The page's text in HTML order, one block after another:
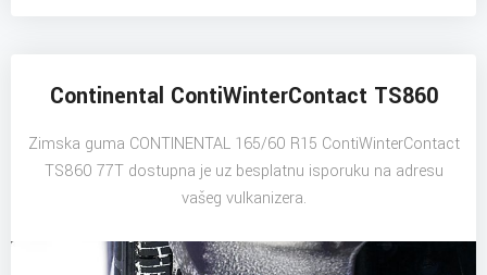
Continental ContiWinterContact TS860
Zimska guma CONTINENTAL 165/60 R15 ContiWinterContact
TS860 77T dostupna je uz besplatnu isporuku na adresu
vašeg vulkanizera.